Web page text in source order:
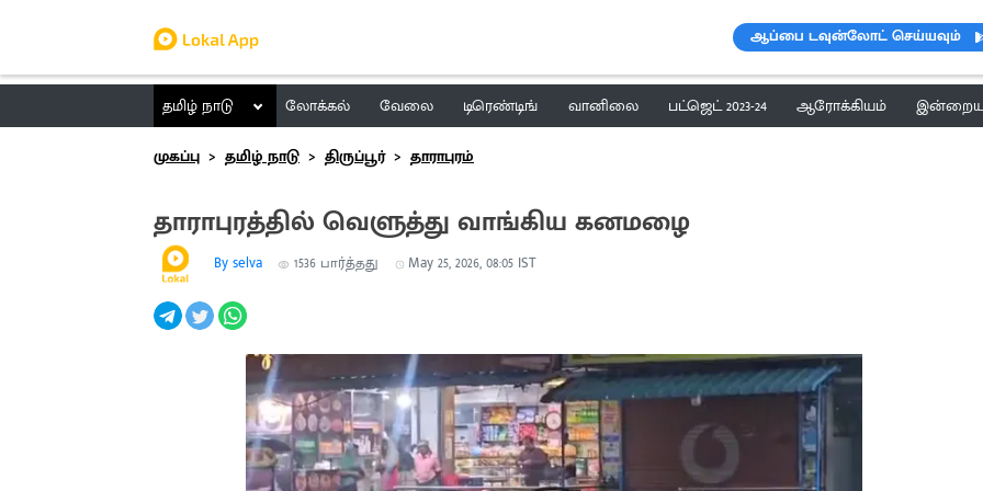
ஆப்பை டவுன்லோட் செய்யவும்
தமிழ் நாடு லோக்கல் வேலை டிரெண்டிங் வானிலை பட்ஜெட் 2023-24 ஆரோக்கியம் இன்றைய
முகப்பு
தமிழ் நாடு திருப்பூர் தாராபுரம்
தாராபுரத்தில் வெளுத்து வாங்கிய கனமழை
By selva 1536 பார்த்தது May 25, 2026, 08:05 IST